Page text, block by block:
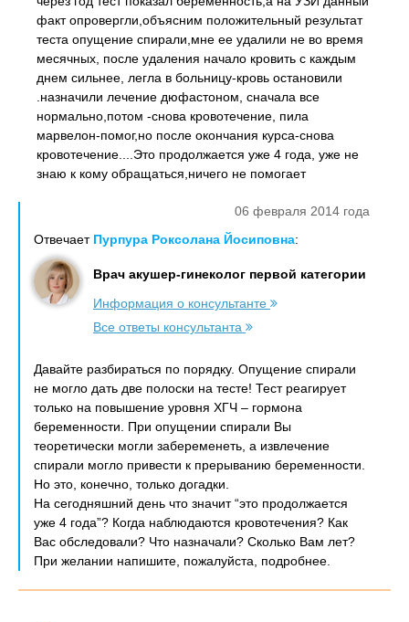
факт опровергли,объясним положительный результат
теста опущение спирали,мне ее удалили не во время
месячных, после удаления начало кровить с каждым
днем сильнее, легла в больницу-кровь остановили
.назначили лечение дюфастоном, сначала все
нормально,потом -снова кровотечение, пила
марвелон-помог,но после окончания курса-снова
кровотечение....Это продолжается уже 4 года, уже не
знаю к кому обращаться,ничего не помогает
06 февраля 2014 года
Отвечает Пурпура Роксолана Йосиповна:
Врач акушер-гинеколог первой категории
Информация о консультанте
Все ответы консультанта
Давайте разбираться по порядку. Опущение спирали
не могло дать две полоски на тесте! Тест реагирует
только на повышение уровня ХГЧ – гормона
беременности. При опущении спирали Вы
теоретически могли забеременеть, а извлечение
спирали могло привести к прерыванию беременности.
Но это, конечно, только догадки.
На сегодняшний день что значит “это продолжается
уже 4 года”? Когда наблюдаются кровотечения? Как
Вас обследовали? Что назначали? Сколько Вам лет?
При желании напишите, пожалуйста, подробнее.